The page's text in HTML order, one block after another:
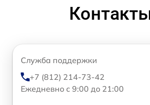
Служба поддержки
+7 (812) 214-73-42
Ежедневно с 9:00 до 21:00